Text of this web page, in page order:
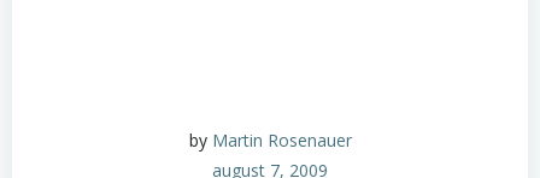
by Martin Rosenauer
august 7, 2009